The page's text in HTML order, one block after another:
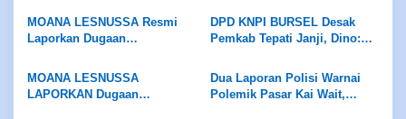
Dijadikan Alat Mencelakai
Orang
Waris Minta Kasus Diproses
Sesuai Hukum
MOANA LESNUSSA Resmi
Laporkan Dugaan
Anggota DPRD ke BK
DPD KNPI BURSEL Desak
Pemkab Tepati Janji, Dino:
MOANA LESNUSSA
LAPORKAN Dugaan
Dua Laporan Polisi Warnai
Polemik Pasar Kai Wait,